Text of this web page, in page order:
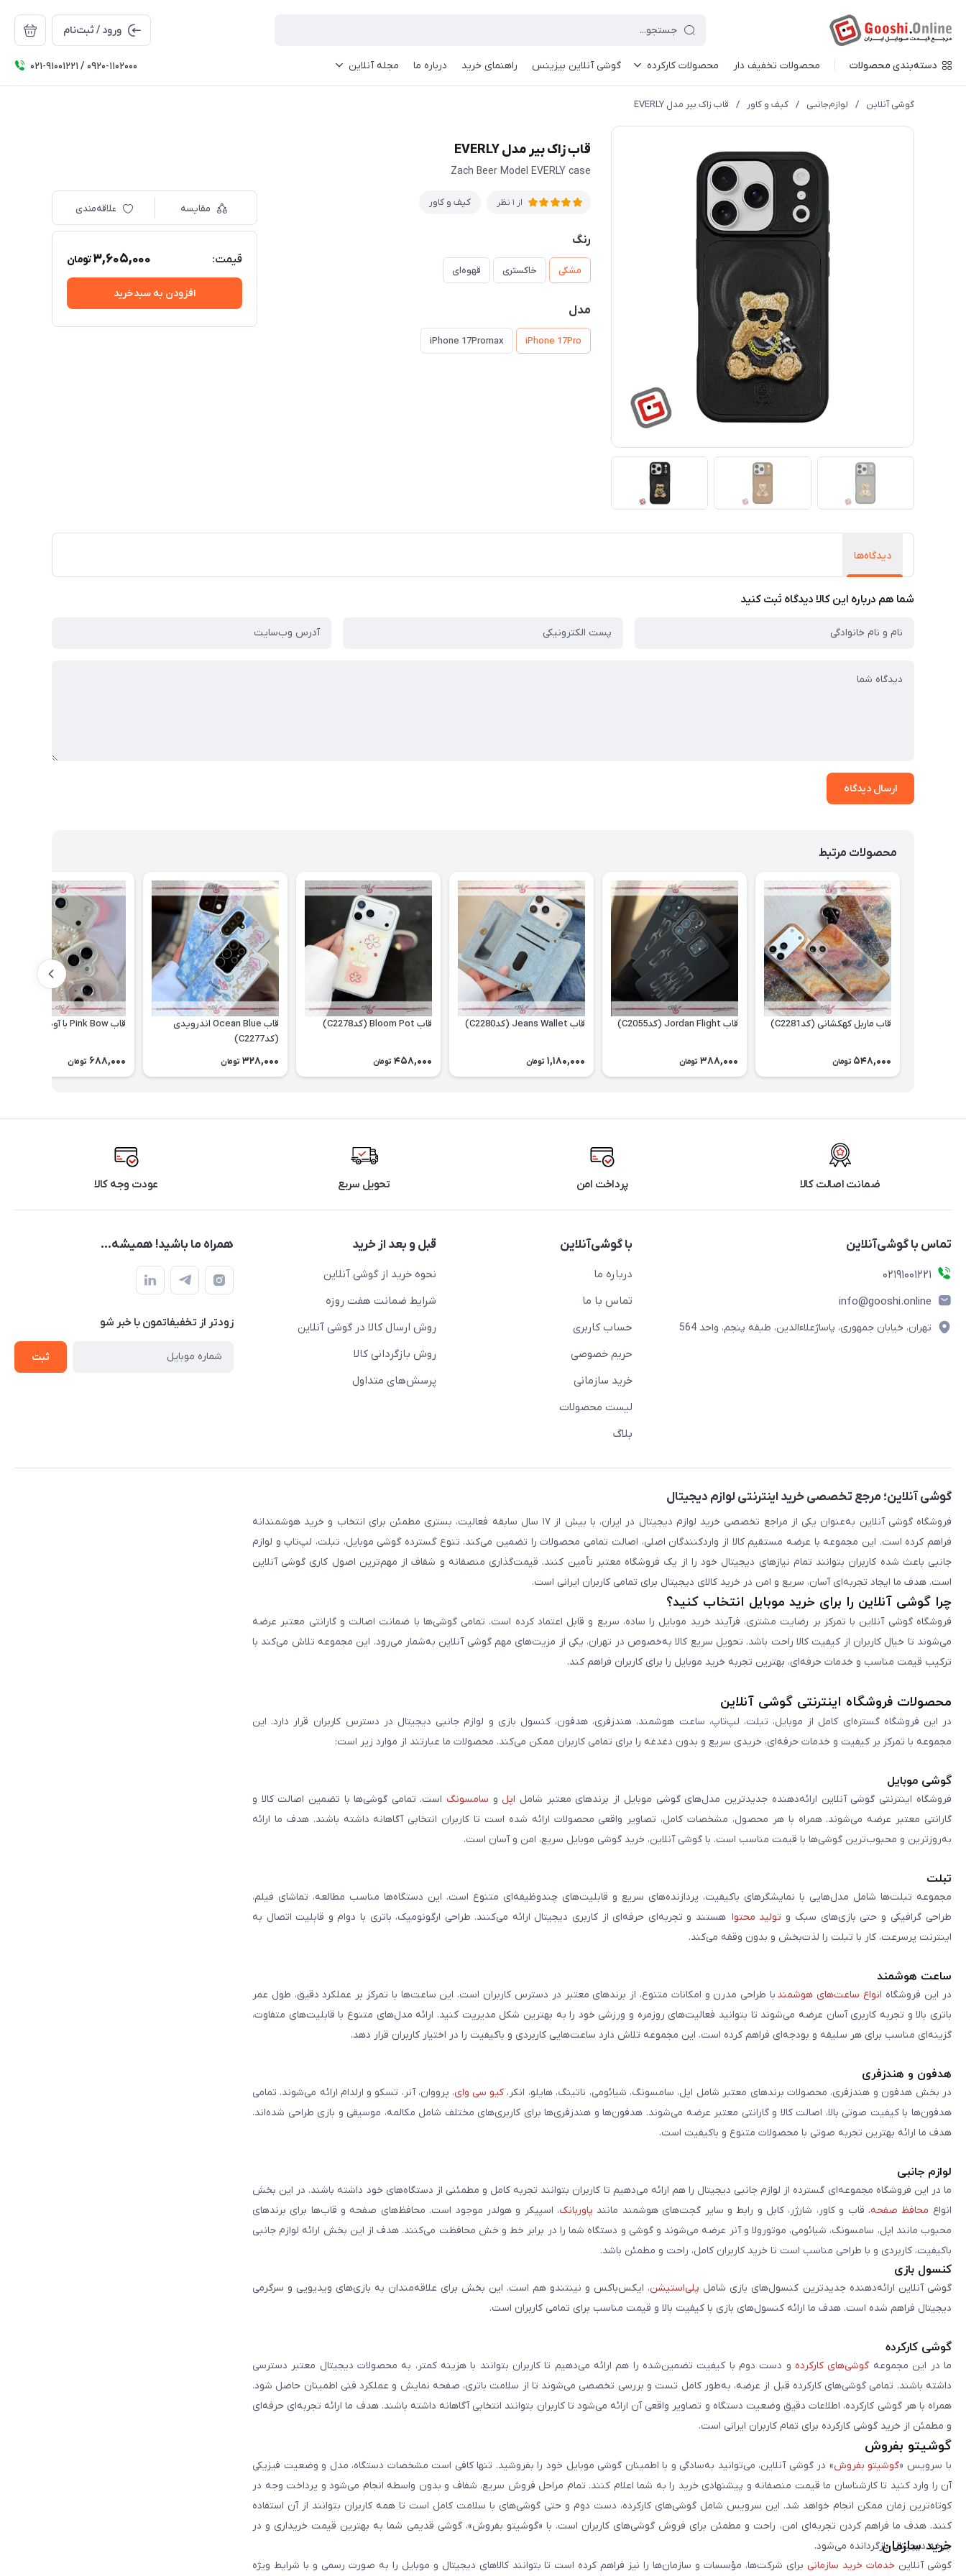
ورود / ثبت‌نام
دسته‌بندی محصولات محصولات تخفیف دار محصولات کارکرده گوشی آنلاین بیزینس راهنمای خرید درباره ما مجله آنلاین ۰۲۱-91001221 / 0920-1102000
گوشی آنلاین / لوازم‌جانبی / کیف و کاور / قاب زاک بیر مدل EVERLY
قاب زاک بیر مدل EVERLY
Zach Beer Model EVERLY case
از 1 نظر کیف و کاور
رنگ
مشکی خاکستری قهوه‌ای
مدل
iPhone 17Pro
iPhone 17Promax
مقایسه علاقه‌مندی
قیمت: 3,605,000تومان
افزودن به سبدخرید
دیدگاه‌ها
شما هم درباره این کالا دیدگاه ثبت کنید
ارسال دیدگاه
محصولات مرتبط
قاب ماربل کهکشانی (کدC2281)
548,000 تومان
قاب Jordan Flight (کدC2055)
388,000 تومان
قاب Jeans Wallet (کدC2280)
1,180,000 تومان
قاب Bloom Pot (کدC2278)
458,000 تومان
قاب Ocean Blue اندرویدی
(کدC2277)
328,000 تومان
قاب Pink Bow با آویز (کدC2276)
688,000 تومان
ضمانت اصالت کالا پرداخت امن تحویل سریع عودت وجه کالا
تماس با گوشی‌آنلاین
۰۲۱91001221
info@gooshi.online
تهران، خیابان جمهوری، پاساژعلاءالدین، طبقه پنجم، واحد 564
با گوشی‌آنلاین
درباره ما
تماس با ما
حساب کاربری
حریم خصوصی
خرید سازمانی
لیست محصولات
بلاگ
قبل و بعد از خرید
نحوه خرید از گوشی آنلاین
شرایط ضمانت هفت روزه
روش ارسال کالا در گوشی آنلاین
روش بازگردانی کالا
پرسش‌های متداول
همراه ما باشید! همیشه...
زودتر از تخفیفاتمون با خبر شو
ثبت
گوشی آنلاین؛ مرجع تخصصی خرید اینترنتی لوازم دیجیتال
فروشگاه گوشی آنلاین به‌عنوان یکی از مراجع تخصصی خرید لوازم دیجیتال در ایران، با بیش از ۱۷ سال سابقه فعالیت، بستری مطمئن برای انتخاب و خرید هوشمندانه
فراهم کرده است. این مجموعه با عرضه مستقیم کالا از واردکنندگان اصلی، اصالت تمامی محصولات را تضمین می‌کند. تنوع گسترده گوشی موبایل، تبلت، لپ‌تاپ و لوازم
جانبی باعث شده کاربران بتوانند تمام نیازهای دیجیتال خود را از یک فروشگاه معتبر تأمین کنند. قیمت‌گذاری منصفانه و شفاف از مهم‌ترین اصول کاری گوشی آنلاین
است. هدف ما ایجاد تجربه‌ای آسان، سریع و امن در خرید کالای دیجیتال برای تمامی کاربران ایرانی است.
چرا گوشی آنلاین را برای خرید موبایل انتخاب کنید؟
فروشگاه گوشی آنلاین با تمرکز بر رضایت مشتری، فرآیند خرید موبایل را ساده، سریع و قابل اعتماد کرده است. تمامی گوشی‌ها با ضمانت اصالت و گارانتی معتبر عرضه
می‌شوند تا خیال کاربران از کیفیت کالا راحت باشد. تحویل سریع کالا به‌خصوص در تهران، یکی از مزیت‌های مهم گوشی آنلاین به‌شمار می‌رود. این مجموعه تلاش می‌کند با
ترکیب قیمت مناسب و خدمات حرفه‌ای، بهترین تجربه خرید موبایل را برای کاربران فراهم کند.
محصولات فروشگاه اینترنتی گوشی آنلاین
در این فروشگاه گستره‌ای کامل از موبایل، تبلت، لپ‌تاپ، ساعت هوشمند، هندزفری، هدفون، کنسول بازی و لوازم جانبی دیجیتال در دسترس کاربران قرار دارد. این
مجموعه با تمرکز بر کیفیت و خدمات حرفه‌ای، خریدی سریع و بدون دغدغه را برای تمامی کاربران ممکن می‌کند. محصولات ما عبارتند از موارد زیر است:
گوشی موبایل
فروشگاه اینترنتی گوشی آنلاین ارائه‌دهنده جدیدترین مدل‌های گوشی موبایل از برندهای معتبر شامل اپل و سامسونگ است. تمامی گوشی‌ها با تضمین اصالت کالا و
گارانتی معتبر عرضه می‌شوند. همراه با هر محصول، مشخصات کامل، تصاویر واقعی محصولات ارائه شده است تا کاربران انتخابی آگاهانه داشته باشند. هدف ما ارائه
به‌روزترین و محبوب‌ترین گوشی‌ها با قیمت مناسب است. با گوشی آنلاین، خرید گوشی موبایل سریع، امن و آسان است.
تبلت
مجموعه تبلت‌ها شامل مدل‌هایی با نمایشگرهای باکیفیت، پردازنده‌های سریع و قابلیت‌های چندوظیفه‌ای متنوع است. این دستگاه‌ها مناسب مطالعه، تماشای فیلم،
طراحی گرافیکی و حتی بازی‌های سبک و تولید محتوا هستند و تجربه‌ای حرفه‌ای از کاربری دیجیتال ارائه می‌کنند. طراحی ارگونومیک، باتری با دوام و قابلیت اتصال به
اینترنت پرسرعت، کار با تبلت را لذت‌بخش و بدون وقفه می‌کند.
ساعت هوشمند
در این فروشگاه انواع ساعت‌های هوشمند با طراحی مدرن و امکانات متنوع، از برندهای معتبر در دسترس کاربران است. این ساعت‌ها با تمرکز بر عملکرد دقیق، طول عمر
باتری بالا و تجربه کاربری آسان عرضه می‌شوند تا بتوانید فعالیت‌های روزمره و ورزشی خود را به بهترین شکل مدیریت کنید. ارائه مدل‌های متنوع با قابلیت‌های متفاوت،
گزینه‌ای مناسب برای هر سلیقه و بودجه‌ای فراهم کرده است. این مجموعه تلاش دارد ساعت‌هایی کاربردی و باکیفیت را در اختیار کاربران قرار دهد.
هدفون و هندزفری
در بخش هدفون و هندزفری، محصولات برندهای معتبر شامل اپل، سامسونگ، شیائومی، ناتینگ، هایلو، انکر، کیو سی وای، پرووان، آنر، تسکو و ارلدام ارائه می‌شوند. تمامی
هدفون‌ها با کیفیت صوتی بالا، اصالت کالا و گارانتی معتبر عرضه می‌شوند. هدفون‌ها و هندزفری‌ها برای کاربری‌های مختلف شامل مکالمه، موسیقی و بازی طراحی شده‌اند.
هدف ما ارائه بهترین تجربه صوتی با محصولات متنوع و باکیفیت است.
لوازم جانبی
ما در این فروشگاه مجموعه‌ای گسترده از لوازم جانبی دیجیتال را هم ارائه می‌دهیم تا کاربران بتوانند تجربه کامل و مطمئنی از دستگاه‌های خود داشته باشند. در این بخش
انواع محافظ صفحه، قاب و کاور، شارژر، کابل و رابط و سایر گجت‌های هوشمند مانند پاوربانک، اسپیکر و هولدر موجود است. محافظ‌های صفحه و قاب‌ها برای برندهای
محبوب مانند اپل، سامسونگ، شیائومی، موتورولا و آنر عرضه می‌شوند و گوشی و دستگاه شما را در برابر خط و خش محافظت می‌کنند. هدف از این بخش ارائه لوازم جانبی
باکیفیت، کاربردی و با طراحی مناسب است تا خرید کاربران کامل، راحت و مطمئن باشد.
کنسول بازی
گوشی آنلاین ارائه‌دهنده جدیدترین کنسول‌های بازی شامل پلی‌استیشن، ایکس‌باکس و نینتندو هم است. این بخش برای علاقه‌مندان به بازی‌های ویدیویی و سرگرمی
دیجیتال فراهم شده است. هدف ما ارائه کنسول‌های بازی با کیفیت بالا و قیمت مناسب برای تمامی کاربران است.
گوشی کارکرده
ما در این مجموعه گوشی‌های کارکرده و دست دوم با کیفیت تضمین‌شده را هم ارائه می‌دهیم تا کاربران بتوانند با هزینه کمتر، به محصولات دیجیتال معتبر دسترسی
داشته باشند. تمامی گوشی‌های کارکرده قبل از عرضه، به‌طور کامل تست و بررسی تخصصی می‌شوند تا از سلامت باتری، صفحه نمایش و عملکرد فنی اطمینان حاصل شود.
همراه با هر گوشی کارکرده، اطلاعات دقیق وضعیت دستگاه و تصاویر واقعی آن ارائه می‌شود تا کاربران بتوانند انتخابی آگاهانه داشته باشند. هدف ما ارائه تجربه‌ای حرفه‌ای
و مطمئن از خرید گوشی کارکرده برای تمام کاربران ایرانی است.
گوشیتو بفروش
با سرویس «گوشیتو بفروش» در گوشی آنلاین، می‌توانید به‌سادگی و با اطمینان گوشی موبایل خود را بفروشید. تنها کافی است مشخصات دستگاه، مدل و وضعیت فیزیکی
آن را وارد کنید تا کارشناسان ما قیمت منصفانه و پیشنهادی خرید را به شما اعلام کنند. تمام مراحل فروش سریع، شفاف و بدون واسطه انجام می‌شود و پرداخت وجه در
کوتاه‌ترین زمان ممکن انجام خواهد شد. این سرویس شامل گوشی‌های کارکرده، دست دوم و حتی گوشی‌های با سلامت کامل است تا همه کاربران بتوانند از آن استفاده
کنند. هدف ما فراهم کردن تجربه‌ای امن، راحت و مطمئن برای فروش گوشی‌های کاربران است. با «گوشیتو بفروش»، گوشی قدیمی شما به بهترین قیمت خریداری و در
چرخه دیجیتال بازگردانده می‌شود.
خرید سازمان
گوشی آنلاین خدمات خرید سازمانی برای شرکت‌ها، مؤسسات و سازمان‌ها را نیز فراهم کرده است تا بتوانند کالاهای دیجیتال و موبایل را به صورت رسمی و با شرایط ویژه